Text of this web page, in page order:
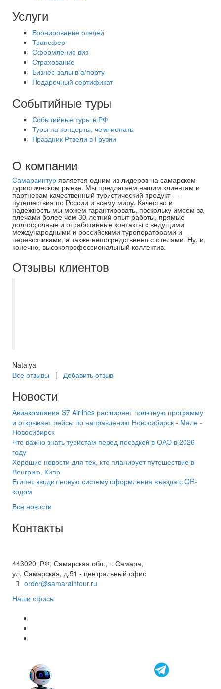
Услуги
Бронирование отелей
Трансфер
Оформление виз
Страхование
Бизнес-залы в а/порту
Подарочный сертификат
Событийные туры
Событийные туры в РФ
Туры на концерты, чемпионаты
Праздник Ртвели в Грузии
О компании
Самараинтур является одним из лидеров на самарском
туристическом рынке. Мы предлагаем нашим клиентам и
партнерам качественный туристический продукт —
путешествия по России и всему миру. Качество и
надежность мы можем гарантировать, поскольку имеем за
плечами более чем 30-летний опыт работы, прямые
долгосрочные и отработанные контакты с ведущими
международными и российскими туроператорами и
перевозчиками, а также непосредственно с отелями. Ну, и,
конечно, высокопрофессиональный коллектив.
Отзывы клиентов
Natalya
Все отзывы | Добавить отзыв
Новости
Авиакомпания S7 Airlines расширяет полетную программу
и открывает рейсы по направлению Новосибирск - Мале -
Новосибирск
Что важно знать туристам перед поездкой в ОАЭ в 2026
году
Хорошие новости для тех, кто планирует путешествие в
Венгрию, Кипр
Египет вводит новую систему оформления въезда с QR-
кодом
Все новости
Контакты
443020, РФ, Самарская обл., г. Самара,
ул. Самарская, д.51 - центральный офис
order@samaraintour.ru
Наши офисы